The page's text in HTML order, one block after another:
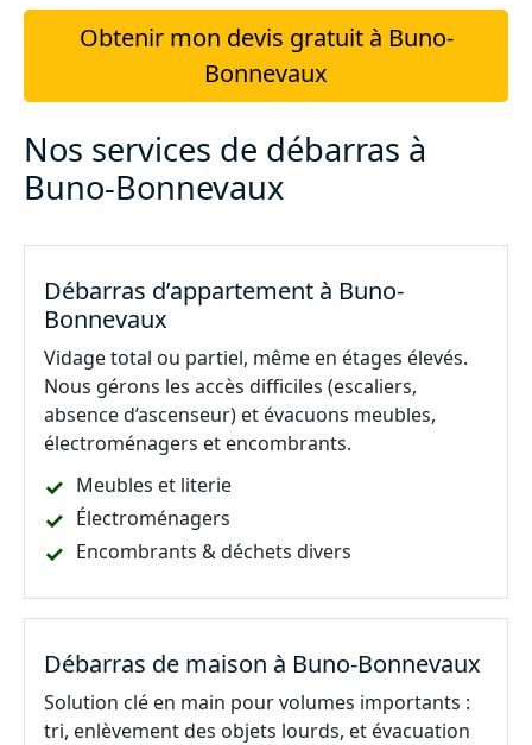
Obtenir mon devis gratuit à Buno-
Bonnevaux
Nos services de débarras à
Buno-Bonnevaux
Débarras d’appartement à Buno-
Bonnevaux
Vidage total ou partiel, même en étages élevés.
Nous gérons les accès difficiles (escaliers,
absence d’ascenseur) et évacuons meubles,
électroménagers et encombrants.
Meubles et literie
Électroménagers
Encombrants & déchets divers
Débarras de maison à Buno-Bonnevaux
Solution clé en main pour volumes importants :
tri, enlèvement des objets lourds, et évacuation